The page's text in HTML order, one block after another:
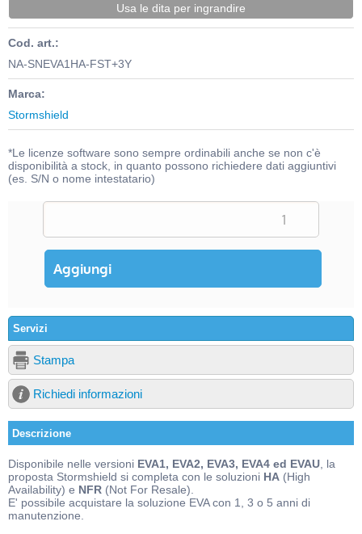
Usa le dita per ingrandire
Cod. art.:
NA-SNEVA1HA-FST+3Y
Marca:
Stormshield
*Le licenze software sono sempre ordinabili anche se non c'è
disponibilità a stock, in quanto possono richiedere dati aggiuntivi
(es. S/N o nome intestatario)
Servizi
Stampa
Richiedi informazioni
Descrizione
Disponibile nelle versioni EVA1, EVA2, EVA3, EVA4 ed EVAU , la
proposta Stormshield si completa con le soluzioni HA (High
Availability) e NFR (Not For Resale).
E' possibile acquistare la soluzione EVA con 1, 3 o 5 anni di
manutenzione.